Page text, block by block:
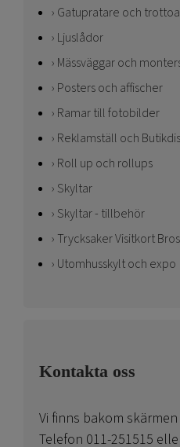
Gatupratare och
Ljuslådor
Mässväggar och
Posters och affischer
Ramar till fotobilder
Reklamställ och
Roll up och rollups
Skyltar
Skyltar - tillbehör
Trycksaker Visitkort
Utomhusskylt och expo
Kontakta oss
Vi finns bakom
Telefon 011-251515